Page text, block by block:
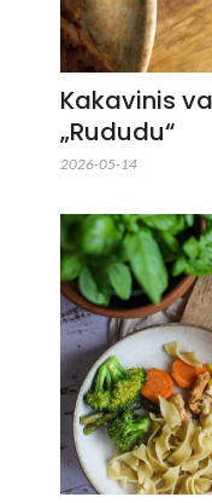
Kakavinis
„Rududu“
2026-05-14